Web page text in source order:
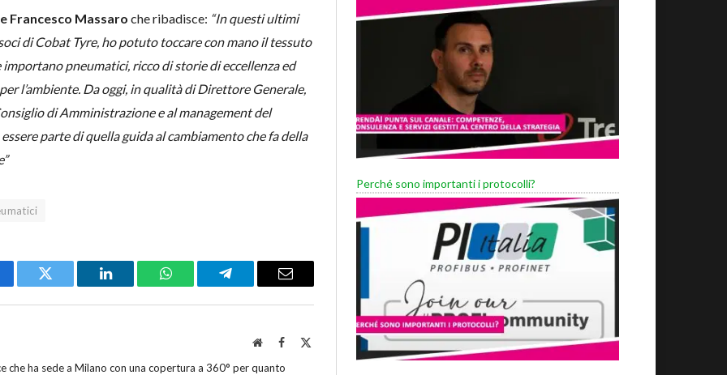
Francesco Massaro che ribadisce: “In questi ultimi
di Cobat Tyre, ho potuto toccare con mano il tessuto
pneumatici, ricco di storie di eccellenza ed
l’ambiente. Da oggi, in qualità di Direttore Generale,
di Amministrazione e al management del
parte di quella guida al cambiamento che fa della
Twitter LinkedIn WhatsAppTelegram Email
WebsiteFacebook
che ha sede a Milano con una copertura a 360° per quanto
Perché sono importanti i protocolli?